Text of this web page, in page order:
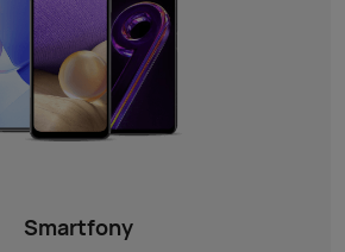
Smartfony